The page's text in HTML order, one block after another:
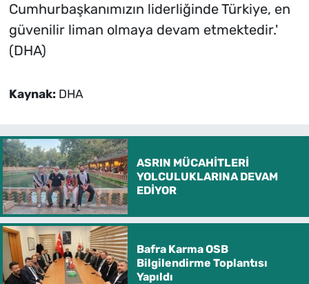
Cumhurbaşkanımızın liderliğinde Türkiye, en
güvenilir liman olmaya devam etmektedir.'
(DHA)
Kaynak: DHA
ASRIN MÜCAHİTLERİ
YOLCULUKLARINA DEVAM
EDİYOR
Bafra Karma OSB
Bilgilendirme Toplantısı
Yapıldı